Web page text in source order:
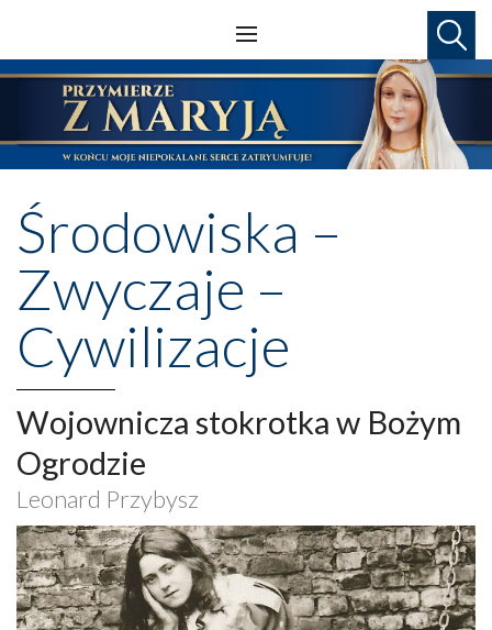
Środowiska –
Zwyczaje –
Cywilizacje
Wojownicza stokrotka w Bożym
Ogrodzie
Leonard Przybysz